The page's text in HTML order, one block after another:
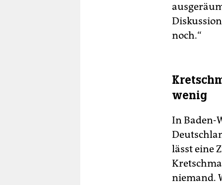
noch.“
wenig
In Baden-
lässt eine
niemand.